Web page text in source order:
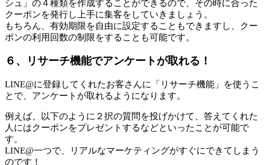
シュ」の４種類を作成することができるので、その時に合った
クーポンを発行し上手に集客をしていきましょう。
もちろん、有効期限を自由に設定することもできますし、クー
ポンの利用回数の制限をすることも可能です。
６、リサーチ機能でアンケートが取れる！
LINE@に登録してくれたお客さんに「リサーチ機能」を使うこ
とで、アンケートが取れるようになります。
例えば、以下のように２択の質問を投げかけて、答えてくれた
人にはクーポンをプレゼントするなどといったことが可能で
す。
LINE@一つで、リアルなマーケティングがすぐにできてしまう
のです！